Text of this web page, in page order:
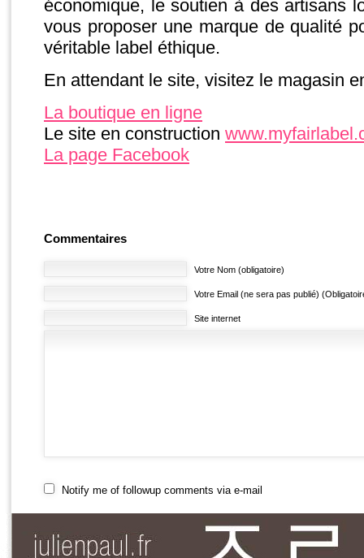
économique, le soutien à des artisans
vous proposer une marque de qualité
véritable label éthique.
En attendant le site, visitez le magasin
La boutique en ligne
Le site en construction
La page Facebook
Commentaires
Votre Nom (obligatoire)
Votre Email (ne sera pas publié)
Site internet
Notify me of followup comments via e-mail